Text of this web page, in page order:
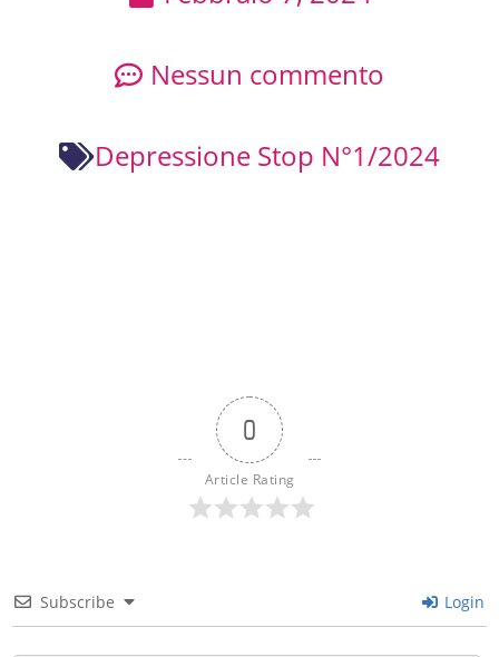
Nessun commento
Depressione Stop N°1/2024
0
Article Rating
Subscribe Login